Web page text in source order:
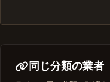
同じ分類の業者